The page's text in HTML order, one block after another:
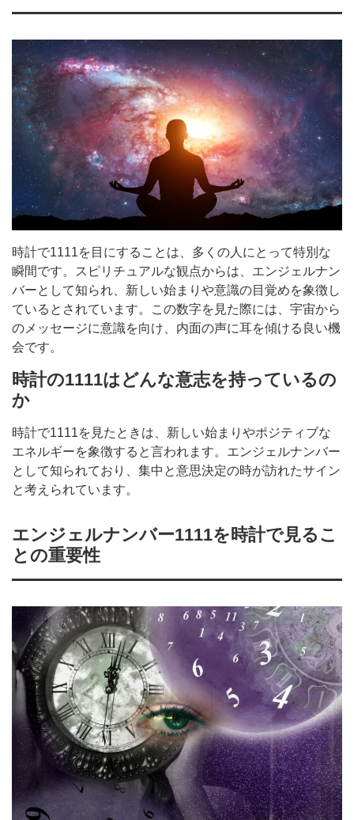
時計で1111を目にすることは、多くの人にとって特別な
瞬間です。スピリチュアルな観点からは、エンジェルナン
バーとして知られ、新しい始まりや意識の目覚めを象徴し
ているとされています。この数字を見た際には、宇宙から
のメッセージに意識を向け、内面の声に耳を傾ける良い機
会です。
時計の1111はどんな意志を持っているの
か
時計で1111を見たときは、新しい始まりやポジティブな
エネルギーを象徴すると言われます。エンジェルナンバー
として知られており、集中と意思決定の時が訪れたサイン
と考えられています。
エンジェルナンバー1111を時計で見るこ
との重要性